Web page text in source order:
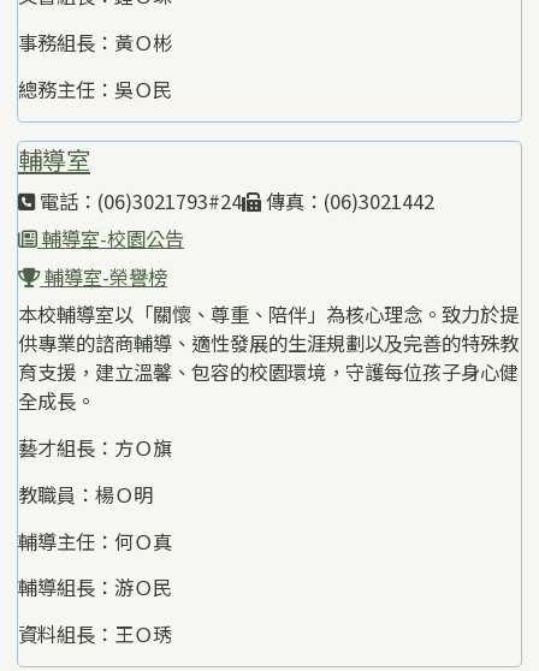
事務組長：黃Ｏ彬
總務主任：吳Ｏ民
輔導室
電話：(06)3021793#24
傳真：(06)3021442
輔導室-校園公告
輔導室-榮譽榜
本校輔導室以「關懷、尊重、陪伴」為核心理念。致力於提
供專業的諮商輔導、適性發展的生涯規劃以及完善的特殊教
育支援，建立溫馨、包容的校園環境，守護每位孩子身心健
全成長。
藝才組長：方Ｏ旗
教職員：楊Ｏ明
輔導主任：何Ｏ真
輔導組長：游Ｏ民
資料組長：王Ｏ琇